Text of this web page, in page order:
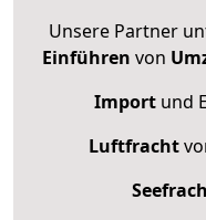
Unsere Partner
Einführen von
Import und
Luftfracht